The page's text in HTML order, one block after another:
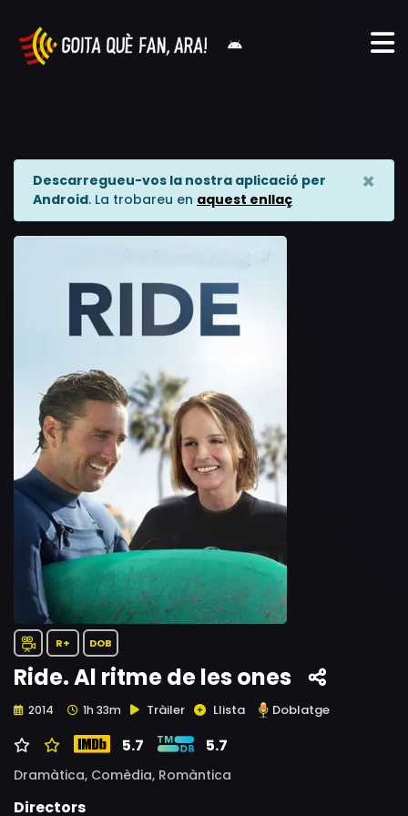
Descarregueu-vos la nostra aplicació per
Android. La trobareu en aquest enllaç
×
R+ DOB
Ride. Al ritme de les ones
2014 1h 33m Tràiler Llista Doblatge
5.7 5.7
Dramàtica, Comèdia, Romàntica
Directors